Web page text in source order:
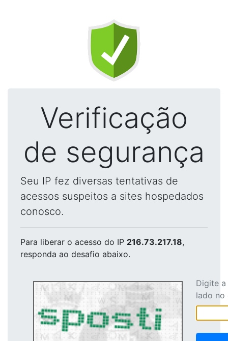
Verificação
de segurança
Seu IP fez diversas tentativas de
acessos suspeitos a sites hospedados
conosco.
Para liberar o acesso do IP 216.73.217.18,
responda ao desafio abaixo.
Digite
lado no